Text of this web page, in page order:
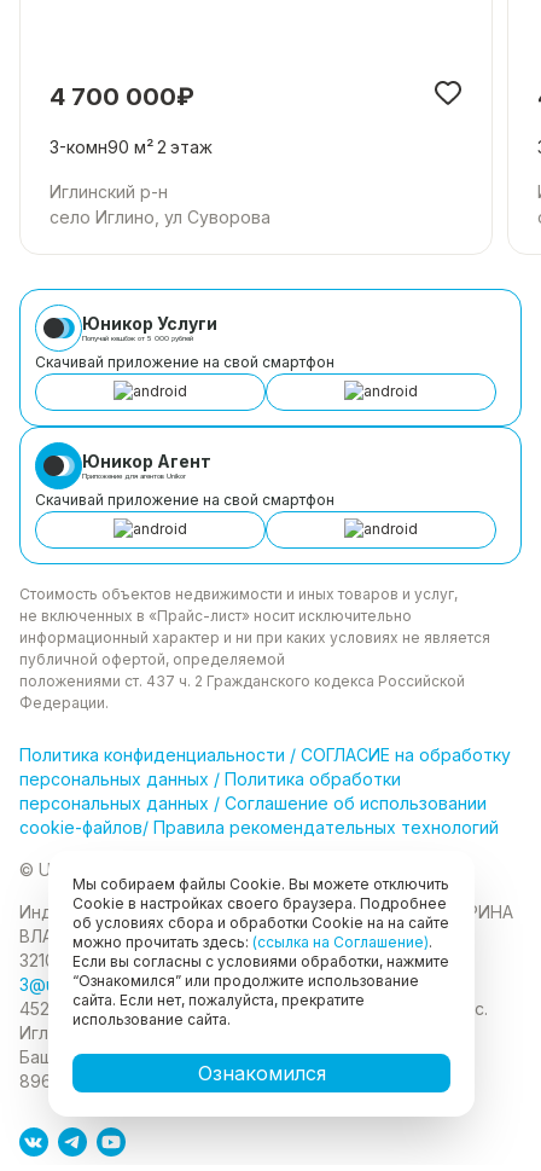
4 700 000₽
3-комн90 м²2 этаж
Иглинский р-н
село Иглино, ул Суворова
Юникор Услуги
Получай кешбэк от 5 000 рублей
Скачивай приложение на свой смартфон
Юникор Агент
Приложение для агентов Unikor
Скачивай приложение на свой смартфон
Стоимость объектов недвижимости и иных товаров и услуг,
не включенных в «Прайс-лист» носит исключительно
информационный характер и ни при каких условиях не является
публичной офертой, определяемой
положениями ст. 437 ч. 2 Гражданского кодекса Российской
Федерации.
Политика конфиденциальности / СОГЛАСИЕ на обработку
персональных данных / Политика обработки
персональных данных / Соглашение об использовании
cookie-файлов/ Правила рекомендательных технологий
© Unikor 2026
Индивидуальный предприниматель КОЛОМАСОВА ИРИНА
ВЛАДИМИРОВНАИНН 022403630403 ОГРНИП
321028000134889
3@unikor.company
452410, Республика Башкортостан, Иглинский район, с.
Иглино, ул. Вербная, д. 9
Башкортостан, город Уфа, ул. Мустая Карима, д.6
89625477020
Мы собираем файлы Cookie. Вы можете отключить
Cookie в настройках своего браузера. Подробнее
об условиях сбора и обработки Cookie на на сайте
можно прочитать здесь: (ссылка на Соглашение).
Если вы согласны с условиями обработки, нажмите
“Ознакомился” или продолжите использование
сайта. Если нет, пожалуйста, прекратите
использование сайта.
Ознакомился